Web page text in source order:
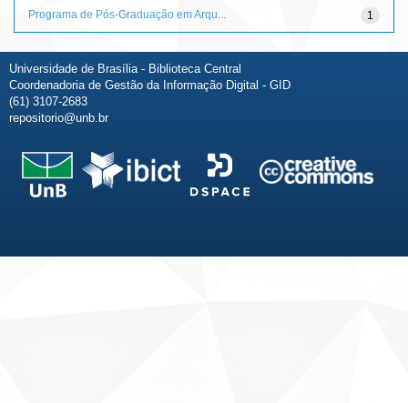
1
Programa de Pós-Graduação em Arqu...
Universidade de Brasília - Biblioteca Central
Coordenadoria de Gestão da Informação Digital - GID
(61) 3107-2683
repositorio@unb.br